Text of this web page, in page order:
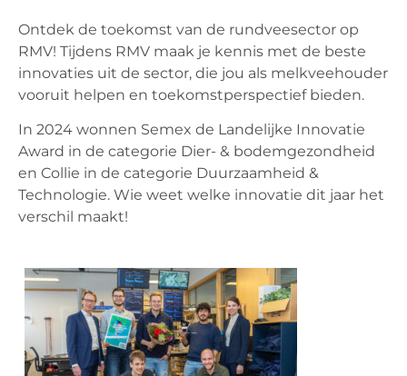
Ontdek de toekomst van de rundveesector op
RMV! Tijdens RMV maak je kennis met de beste
innovaties uit de sector, die jou als melkveehouder
vooruit helpen en toekomstperspectief bieden.
In 2024 wonnen Semex de Landelijke Innovatie
Award in de categorie Dier- & bodemgezondheid
en Collie in de categorie Duurzaamheid &
Technologie. Wie weet welke innovatie dit jaar het
verschil maakt!